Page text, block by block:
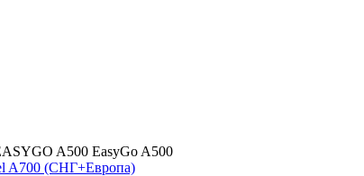
A500 EasyGo A500
A700 (СНГ+Европа)